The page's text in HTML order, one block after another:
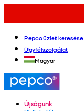
Pepco üzlet keresése
Ügyfélszolgálat
Magyar
Újságunk